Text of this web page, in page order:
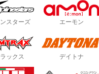
スターズ エーモン
ックス デイトナ